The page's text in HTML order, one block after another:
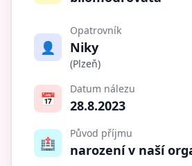
👤
Opatrovník
Niky
(Plzeň)
📅
Datum nálezu
28.8.2023
🏥
Původ příjmu
narození v naší